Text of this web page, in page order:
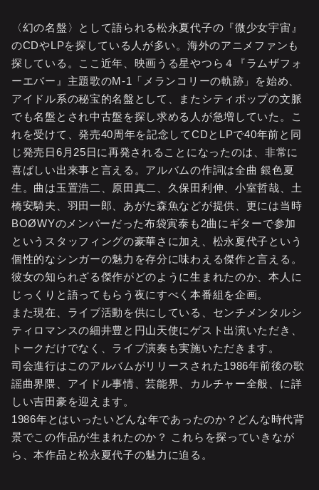
〈幻の名盤〉として語られる松永夏代子の『微少女宇宙』
のCDやLPを探している人が多い。海外のアニメファンも
探している。ここ近年、映画うる星やつら４『ラムザフォ
ーエバー』主題歌のM-1「メランコリーの軌跡」を始め、
アイドル系の秘宝的名盤として、またシティポップの文脈
でも名盤とされ中古盤を探し求める人が急増していた。こ
れを受けて、発売40周年を記念してCDとLPで40年前と同
じ発売日6月25日に再発されることになったのは、非常に
喜ばしい出来事と言える。アルバムの作詞は全曲 銀色夏
生。曲は玉置浩二、原田真二、久保田利伸、小室哲哉、土
橋安騎夫、羽田一郎、あがた森魚などが提供、更には当時
BOØWYのメンバーだった布袋寅泰も2曲にギターで参加
というスタッフィングの豪華さに加え、松永夏代子という
個性的なシンガーの魅力を存分に味わえる傑作と言える。
彼女の知られざる傑作がどのように生まれたのか、本人に
じっくりと語ってもらう夜にすべく本番組を企画。
また現在、ライブ活動を供にしている、センチメンタルシ
ティロマンスの細井豊と円山天使にゲスト出演いただき、
トークだけでなく、ライブ演奏も実施いただきます。
司会進行はこのアルバムがリリースされた1986年前後の歌
謡曲界隈、アイドル事情、芸能界、カルチャー全般、に詳
しい吉田豪を迎えます。
1986年とはいったいどんな年であったのか？どんな時代背
景でこの作品が生まれたのか？ これらを探っていきなが
ら、本作品と松永夏代子の魅力に迫る。